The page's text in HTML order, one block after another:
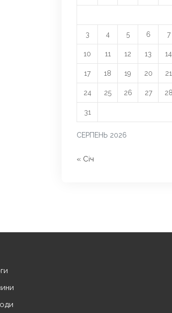
СЕРПЕНЬ 2026
3 4 5 6 7
10 11 12 13 14
17 18 19 20 21
24 25 26 27 28
31
« Січ